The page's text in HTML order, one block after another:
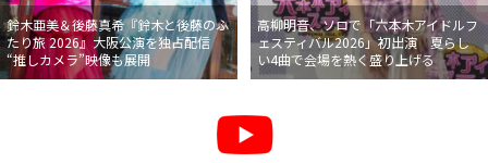
鈴木亜美＆後藤真希『鈴木と後藤のふ
たり旅 2026』大阪公演を独占配信
“推しカメラ”映像も展開
高柳明音、ソロで「六本木アイドルフ
ェスティバル2026」初出演 夏らし
い4曲で会場を熱く盛り上げる